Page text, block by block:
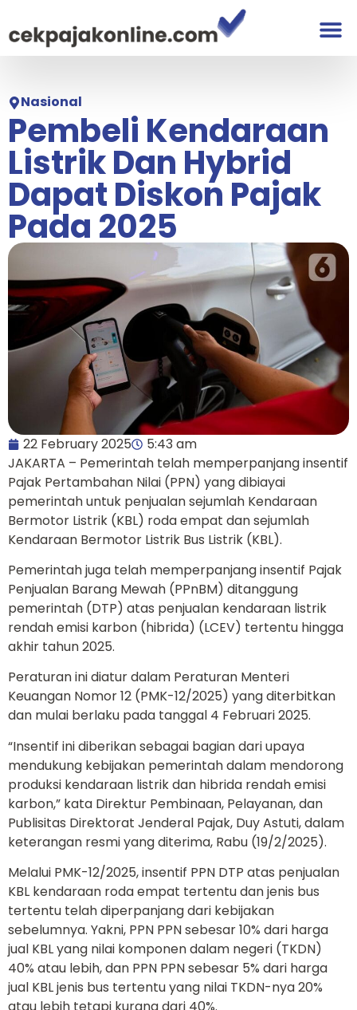
Nasional
Pembeli Kendaraan
Listrik Dan Hybrid
Dapat Diskon Pajak
Pada 2025
22 February 2025
5:43 am
JAKARTA – Pemerintah telah memperpanjang insentif
Pajak Pertambahan Nilai (PPN) yang dibiayai
pemerintah untuk penjualan sejumlah Kendaraan
Bermotor Listrik (KBL) roda empat dan sejumlah
Kendaraan Bermotor Listrik Bus Listrik (KBL).
Pemerintah juga telah memperpanjang insentif Pajak
Penjualan Barang Mewah (PPnBM) ditanggung
pemerintah (DTP) atas penjualan kendaraan listrik
rendah emisi karbon (hibrida) (LCEV) tertentu hingga
akhir tahun 2025.
Peraturan ini diatur dalam Peraturan Menteri
Keuangan Nomor 12 (PMK-12/2025) yang diterbitkan
dan mulai berlaku pada tanggal 4 Februari 2025.
“Insentif ini diberikan sebagai bagian dari upaya
mendukung kebijakan pemerintah dalam mendorong
produksi kendaraan listrik dan hibrida rendah emisi
karbon,” kata Direktur Pembinaan, Pelayanan, dan
Publisitas Direktorat Jenderal Pajak, Duy Astuti, dalam
keterangan resmi yang diterima, Rabu (19/2/2025).
Melalui PMK-12/2025, insentif PPN DTP atas penjualan
KBL kendaraan roda empat tertentu dan jenis bus
tertentu telah diperpanjang dari kebijakan
sebelumnya. Yakni, PPN PPN sebesar 10% dari harga
jual KBL yang nilai komponen dalam negeri (TKDN)
40% atau lebih, dan PPN PPN sebesar 5% dari harga
jual KBL jenis bus tertentu yang nilai TKDN-nya 20%